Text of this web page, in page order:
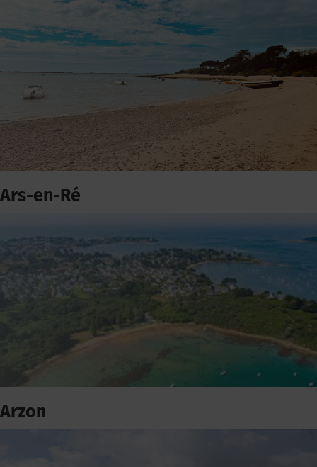
Ars-en-Ré
Arzon